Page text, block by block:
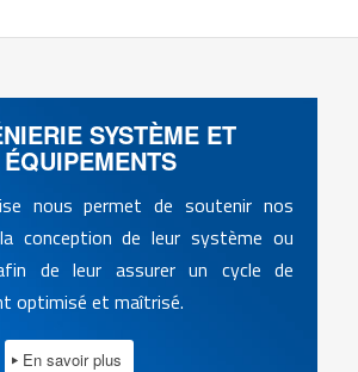
SYSTÈME ET
ÉQUIPEMENTS
nous permet de soutenir nos
conception de leur système ou
de leur assurer un cycle de
optimisé et maîtrisé.
En savoir plus